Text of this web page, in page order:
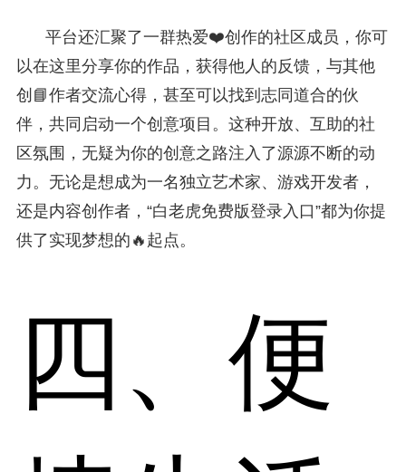
平台还汇聚了一群热爱❤️创作的社区成员，你可
以在这里分享你的作品，获得他人的反馈，与其他
创📘作者交流心得，甚至可以找到志同道合的伙
伴，共同启动一个创意项目。这种开放、互助的社
区氛围，无疑为你的创意之路注入了源源不断的动
力。无论是想成为一名独立艺术家、游戏开发者，
还是内容创作者，“白老虎免费版登录入口”都为你提
供了实现梦想的🔥起点。
四、便